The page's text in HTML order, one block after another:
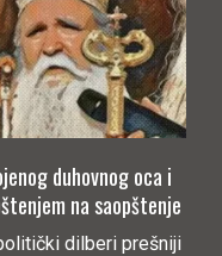
duhovnog oca i
na saopštenje
dilberi prešniji